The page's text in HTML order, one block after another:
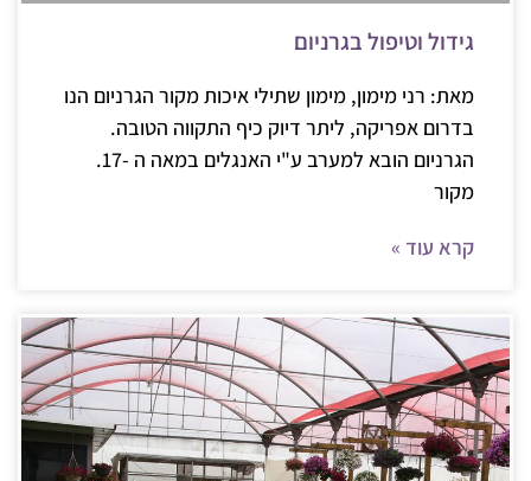
גידול וטיפול בגרניום
מאת: רני מימון, מימון שתילי איכות מקור הגרניום הנו
בדרום אפריקה, ליתר דיוק כיף התקווה הטובה.
הגרניום הובא למערב ע"י האנגלים במאה ה -17.
מקור
קרא עוד »